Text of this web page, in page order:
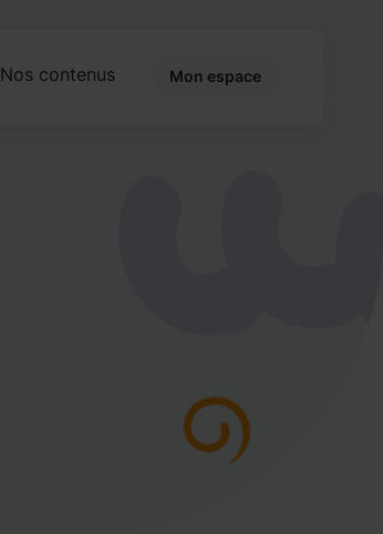
Nos contenus Mon espace